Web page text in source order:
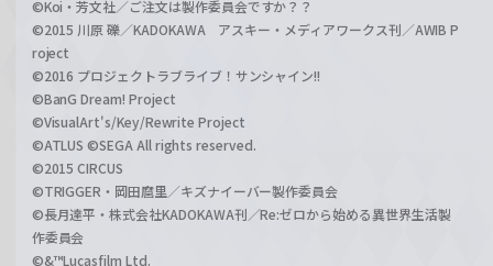
©Koi・芳文社／ご注文は製作委員会ですか？？
©2015 川原 礫／KADOKAWA アスキー・メディアワークス刊／AWIB P
roject
©2016 プロジェクトラブライブ！サンシャイン!!
©BanG Dream! Project
©VisualArt's/Key/Rewrite Project
©ATLUS ©SEGA All rights reserved.
©2015 CIRCUS
©TRIGGER・岡田麿里／キズナイーバー製作委員会
©長月達平・株式会社KADOKAWA刊／Re:ゼロから始める異世界生活製
作委員会
©&™Lucasfilm Ltd.